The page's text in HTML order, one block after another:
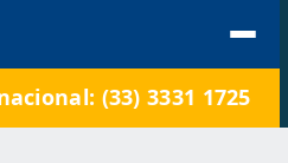
(33) 3331 1725